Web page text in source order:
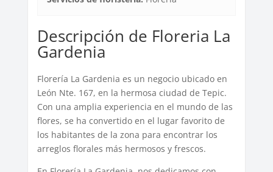
Descripción de Floreria La
Gardenia
Florería La Gardenia es un negocio ubicado en
León Nte. 167, en la hermosa ciudad de Tepic.
Con una amplia experiencia en el mundo de las
flores, se ha convertido en el lugar favorito de
los habitantes de la zona para encontrar los
arreglos florales más hermosos y frescos.